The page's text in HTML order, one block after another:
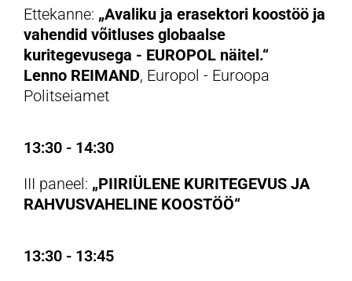
Ettekanne: „Avaliku ja erasektori koostöö ja
vahendid võitluses globaalse
kuritegevusega - EUROPOL näitel.“
Lenno REIMAND, Europol - Euroopa
Politseiamet
13:30 - 14:30
III paneel: „PIIRIÜLENE KURITEGEVUS JA
RAHVUSVAHELINE KOOSTÖÖ“
13:30 - 13:45